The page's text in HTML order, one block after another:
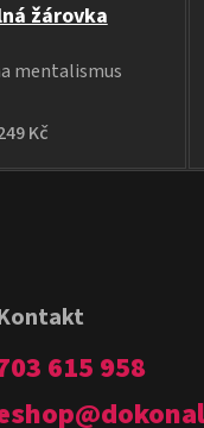
žárovka
Kč
mentalismus
@
615 958